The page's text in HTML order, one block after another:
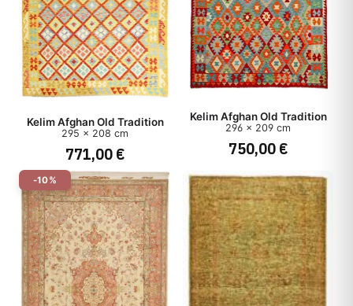
Kelim Afghan Old Tradition
295 x 208 cm
771,00 €
Kelim Afghan Old Tradition
296 x 209 cm
750,00 €
-10%